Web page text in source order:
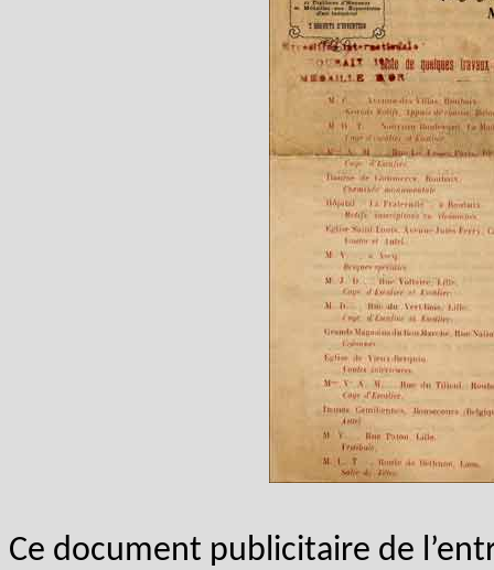
Ce document publicitaire de